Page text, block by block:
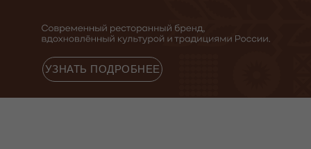
УЗНАТЬ ПОДРОБНЕЕ